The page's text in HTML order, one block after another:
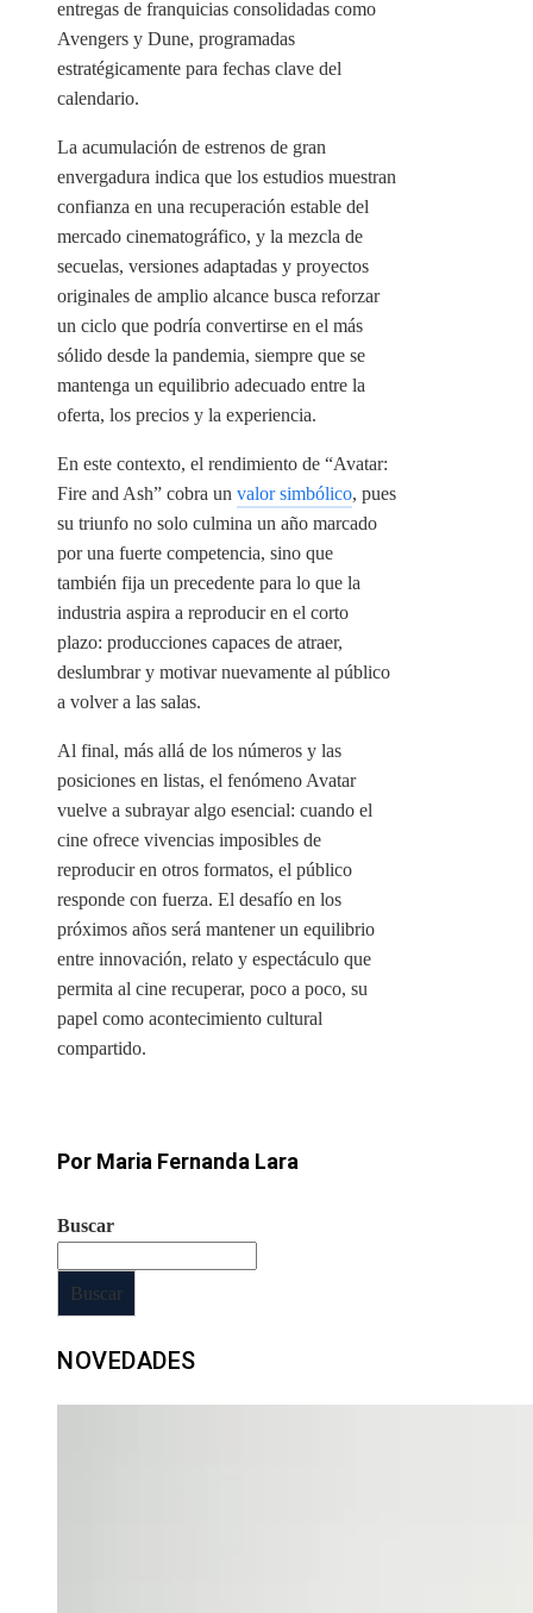
entregas de franquicias consolidadas como
Avengers y Dune, programadas
estratégicamente para fechas clave del
calendario.
La acumulación de estrenos de gran
envergadura indica que los estudios muestran
confianza en una recuperación estable del
mercado cinematográfico, y la mezcla de
secuelas, versiones adaptadas y proyectos
originales de amplio alcance busca reforzar
un ciclo que podría convertirse en el más
sólido desde la pandemia, siempre que se
mantenga un equilibrio adecuado entre la
oferta, los precios y la experiencia.
En este contexto, el rendimiento de “Avatar:
Fire and Ash” cobra un valor simbólico, pues
su triunfo no solo culmina un año marcado
por una fuerte competencia, sino que
también fija un precedente para lo que la
industria aspira a reproducir en el corto
plazo: producciones capaces de atraer,
deslumbrar y motivar nuevamente al público
a volver a las salas.
Al final, más allá de los números y las
posiciones en listas, el fenómeno Avatar
vuelve a subrayar algo esencial: cuando el
cine ofrece vivencias imposibles de
reproducir en otros formatos, el público
responde con fuerza. El desafío en los
próximos años será mantener un equilibrio
entre innovación, relato y espectáculo que
permita al cine recuperar, poco a poco, su
papel como acontecimiento cultural
compartido.
Por Maria Fernanda Lara
Buscar
Buscar
NOVEDADES